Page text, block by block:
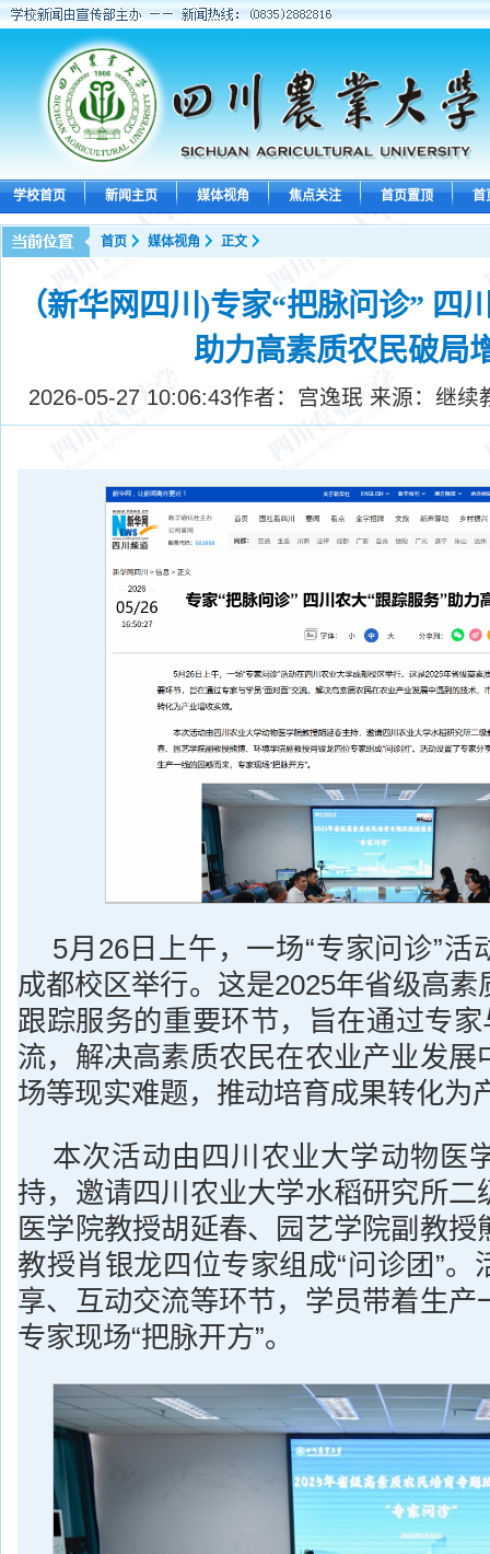
学校首页 新闻主页 媒体视角 焦点关注 首页置顶 首
首页 媒体视角 正文
（新华网四川)专家“把脉问诊” 四
助力高素质农民破局
2026-05-27 10:06:43作者：宫逸珉 来源：继续
5月26日上午，一场“专家问诊”活
成都校区举行。这是2025年省级高
跟踪服务的重要环节，旨在通过专家
流，解决高素质农民在农业产业发展
场等现实难题，推动培育成果转化为
本次活动由四川农业大学动物医
持，邀请四川农业大学水稻研究所二
医学院教授胡延春、园艺学院副教授
教授肖银龙四位专家组成“问诊团”。
享、互动交流等环节，学员带着生产
专家现场“把脉开方”。